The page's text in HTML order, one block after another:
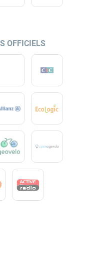
OFFICIELS